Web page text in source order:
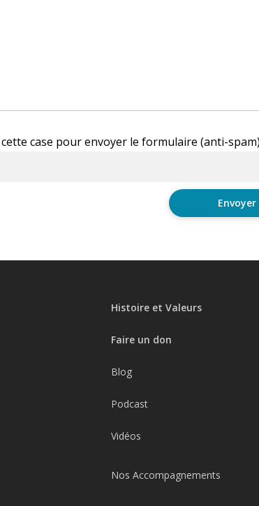
case pour envoyer le formulaire (anti-
Histoire et Valeurs
Faire un don
Blog
Podcast
Vidéos
Nos Accompagnements